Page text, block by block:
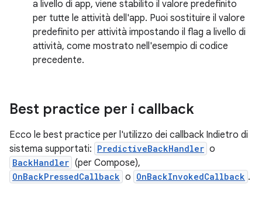
a livello di app, viene stabilito il valore predefinito
per tutte le attività dell'app. Puoi sostituire il valore
predefinito per attività impostando il flag a livello di
attività, come mostrato nell'esempio di codice
precedente.
Best practice per i callback
Ecco le best practice per l'utilizzo dei callback Indietro di
sistema supportati: PredictiveBackHandler o
BackHandler (per Compose),
OnBackPressedCallback o OnBackInvokedCallback .